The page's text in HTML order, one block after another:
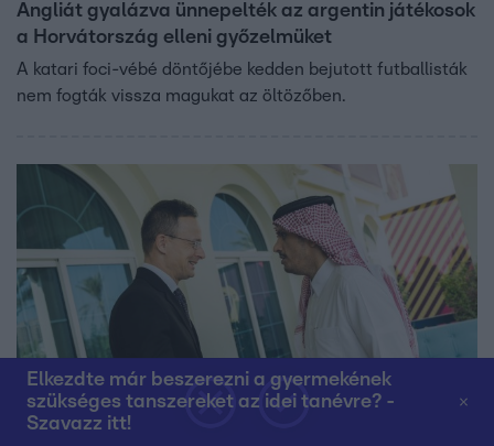
Elkezdte már beszerezni a gyermekének
szükséges tanszereket az idei tanévre? -
Szavazz itt!
Angliát gyalázva ünnepelték az argentin játékosok
a Horvátország elleni győzelmüket
A katari foci-vébé döntőjébe kedden bejutott futballisták
nem fogták vissza magukat az öltözőben.
Belföld